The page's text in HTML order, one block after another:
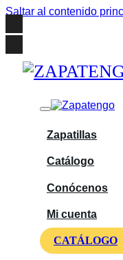
Saltar al contenido
Zapatillas
Catálogo
Conócenos
Mi cuenta
CATÁLOGO